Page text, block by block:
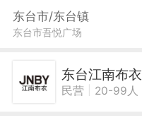
东台市/东台镇
东台市吾悦广场
东台江南布衣
民营 20-99人